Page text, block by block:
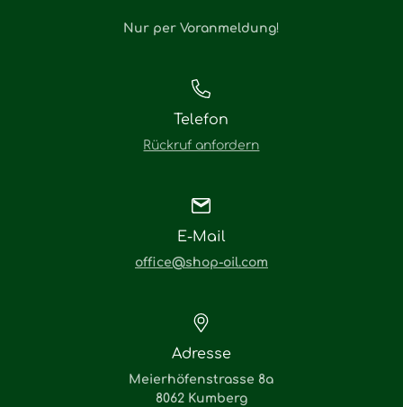
Nur per Voranmeldung!
Telefon
Rückruf anfordern
E-Mail
office@shop-oil.com
Adresse
Meierhöfenstrasse 8a
8062 Kumberg